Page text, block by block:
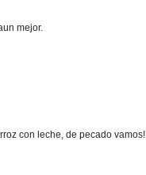
mejor.
con leche, de pecado